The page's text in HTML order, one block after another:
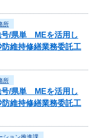
所
号/県単 MEを活用し
維持修繕業務委託工
所
号/県単 MEを活用し
維持修繕業務委託工